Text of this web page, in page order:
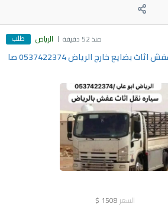
منذ 52 دقيقة الرياض طلب
سواق دينا نقل عفش اثاث بضايع خارج الرياض 0537422374 صا
السعر 1508
$